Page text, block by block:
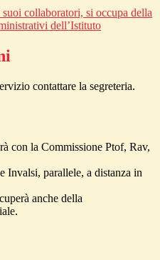
collaboratori, si occupa della
dell’Istituto
contattare la segreteria.
con la Commissione Ptof, Rav,
Invalsi, parallele, a distanza in
anche della